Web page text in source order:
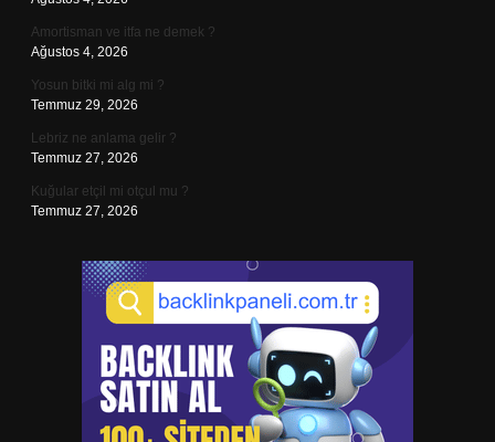
Amortisman ve itfa ne demek ?
Ağustos 4, 2026
Yosun bitki mi alg mi ?
Temmuz 29, 2026
Lebriz ne anlama gelir ?
Temmuz 27, 2026
Kuğular etçil mi otçul mu ?
Temmuz 27, 2026